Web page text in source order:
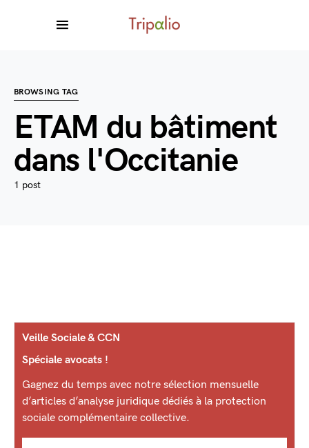
BROWSING TAG
ETAM du bâtiment
dans l'Occitanie
1 post
Veille Sociale & CCN
Spéciale avocats !
Gagnez du temps avec notre sélection mensuelle
d’articles d’analyse juridique dédiés à la protection
sociale complémentaire collective.